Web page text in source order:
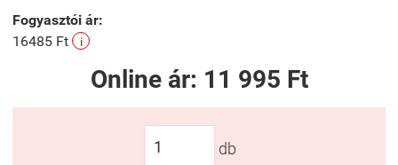
Fogyasztói ár:
16485 Ft
i
Online ár: 11 995 Ft
db